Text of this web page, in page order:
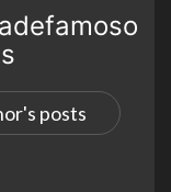
s
posts